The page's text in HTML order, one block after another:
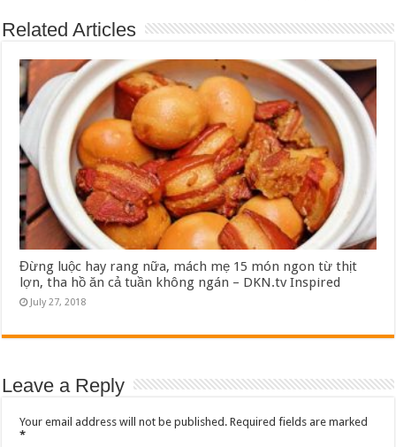
Related Articles
Đừng luộc hay rang nữa, mách mẹ 15 món ngon từ thịt
lợn, tha hồ ăn cả tuần không ngán – DKN.tv Inspired
July 27, 2018
Leave a Reply
Your email address will not be published. Required fields are marked
*